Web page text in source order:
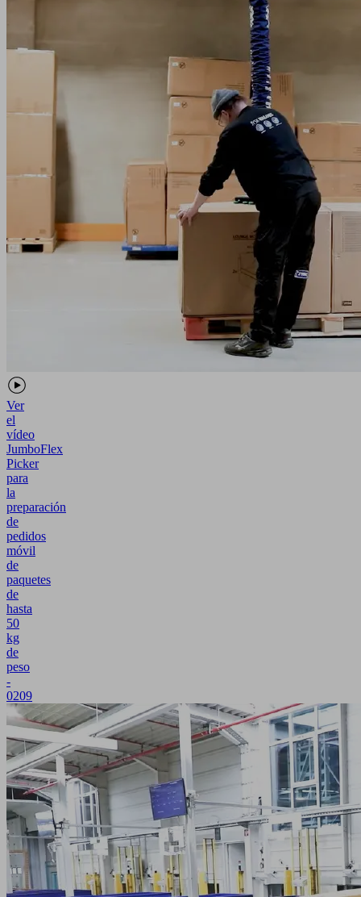
Ver
el
vídeo
JumboFlex
Picker
para
la
preparación
de
pedidos
móvil
de
paquetes
de
hasta
50
kg
de
peso
-
0209